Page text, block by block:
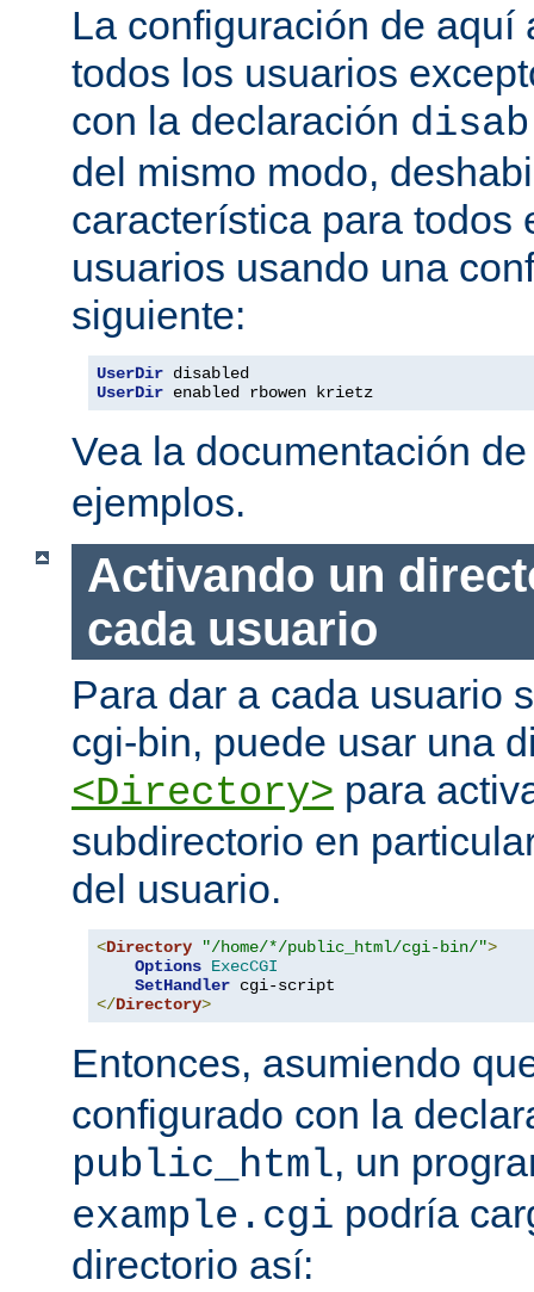
La configuración de aquí
todos los usuarios
con la declaración
del mismo modo,
característica para todos
usuarios usando una
siguiente:
UserDir
UserDir enabled rbowen krietz
Vea la documentación
ejemplos.
Activando un
cada usuario
Para dar a cada usuario
cgi-bin, puede usar una
<Directory> para
subdirectorio en
del usuario.
<Directory "/home/*/public_html/cgi-bin/">
Options ExecCGI
SetHandler
</Directory>
Entonces, asumiendo
configurado con la
public_html, un
example.cgi podría
directorio así: